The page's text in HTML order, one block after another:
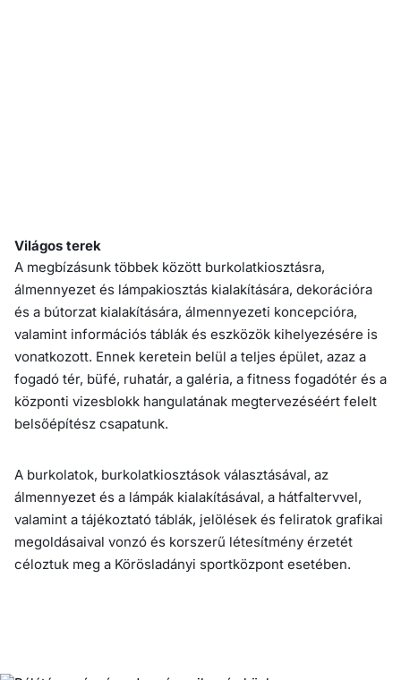
Világos terek
A megbízásunk többek között burkolatkiosztásra,
álmennyezet és lámpakiosztás kialakítására, dekorációra
és a bútorzat kialakítására, álmennyezeti koncepcióra,
valamint információs táblák és eszközök kihelyezésére is
vonatkozott. Ennek keretein belül a teljes épület, azaz a
fogadó tér, büfé, ruhatár, a galéria, a fitness fogadótér és a
központi vizesblokk hangulatának megtervezéséért felelt
belsőépítész csapatunk.
A burkolatok, burkolatkiosztások választásával, az
álmennyezet és a lámpák kialakításával, a hátfaltervvel,
valamint a tájékoztató táblák, jelölések és feliratok grafikai
megoldásaival vonzó és korszerű létesítmény érzetét
céloztuk meg a Körösladányi sportközpont esetében.